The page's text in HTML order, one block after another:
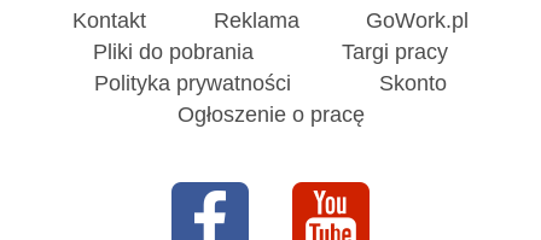
Kontakt Reklama
GoWork.pl
Pliki do pobrania
Targi pracy
Polityka prywatności
Skonto
Ogłoszenie o pracę